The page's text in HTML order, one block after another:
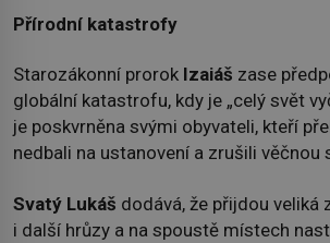
Přírodní katastrofy
Starozákonní prorok Izaiáš zase
globální katastrofu, kdy je „celý svět
je poskvrněna svými obyvateli, kteří
nedbali na ustanovení a zrušili věčnou
Svatý Lukáš dodává, že přijdou veliká
i další hrůzy a na spoustě místech